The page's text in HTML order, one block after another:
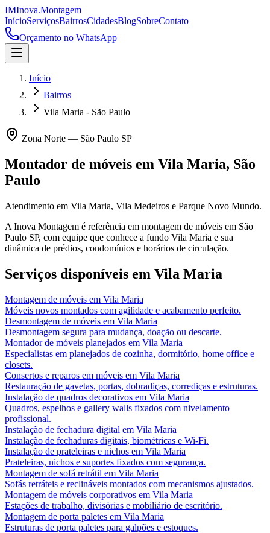
IMInova.Montagem
InícioServiçosBairrosCidadesBlogSobreContato
Orçamento no WhatsApp
Início
Bairros
Vila Maria - São Paulo
Zona Norte — São Paulo SP
Montador de móveis em Vila Maria, São
Paulo
Atendimento em Vila Maria, Vila Medeiros e Parque Novo Mundo.
A Inova Montagem é referência em montagem de móveis em São
Paulo SP, com equipe que conhece a fundo Vila Maria e sua
dinâmica de prédios, condomínios e horários de circulação.
Serviços disponíveis em Vila Maria
Montagem de móveis em Vila Maria
Móveis novos montados com agilidade e acabamento perfeito.
Desmontagem de móveis em Vila Maria
Desmontagem segura para mudança, doação ou descarte.
Montador de móveis planejados em Vila Maria
Especialistas em planejados de cozinha, dormitório, home office e
closets.
Consertos e reparos em móveis em Vila Maria
Restauração de gavetas, portas, dobradiças, corrediças e estruturas.
Instalação de quadros decorativos em Vila Maria
Quadros, espelhos e gallery walls fixados com nivelamento
profissional.
Instalação de fechadura digital em Vila Maria
Instalação de fechaduras digitais, biométricas e Wi-Fi.
Instalação de prateleiras e nichos em Vila Maria
Prateleiras, nichos e suportes fixados com segurança.
Montagem de sofá retrátil em Vila Maria
Sofás retráteis e reclináveis montados com mecanismos ajustados.
Montagem de móveis corporativos em Vila Maria
Estações de trabalho, divisórias e mobiliário de escritório.
Montagem de porta paletes em Vila Maria
Estruturas de porta paletes para galpões e estoques.